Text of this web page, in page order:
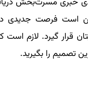
است فرصت جدیدی در
گیرد. لازم است
تصمیم را بگیرید.